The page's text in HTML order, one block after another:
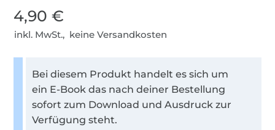
4,90 €
inkl. MwSt., keine Versandkosten
Bei diesem Produkt handelt es sich um
ein E-Book das nach deiner Bestellung
sofort zum Download und Ausdruck zur
Verfügung steht.